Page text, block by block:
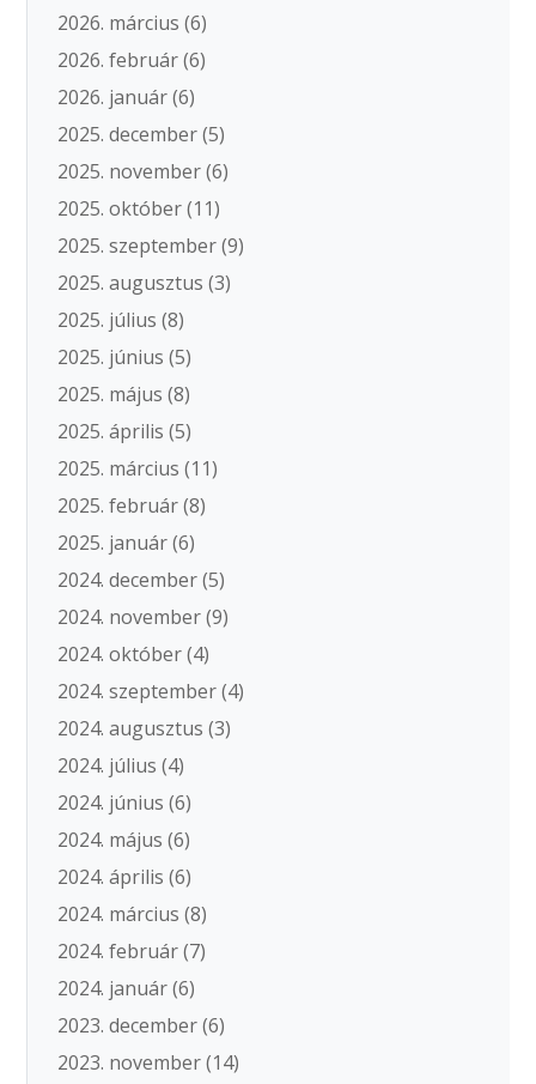
2026. március (6)
2026. február(6)
2026. január(6)
2025. december(5)
2025. november(6)
2025. október(11)
2025. szeptember(9)
2025. augusztus (3)
2025. július (8)
2025. június (5)
2025. május (8)
2025. április (5)
2025. március (11)
2025. február(8)
2025. január(6)
2024. december(5)
2024. november(9)
2024. október(4)
2024. szeptember(4)
2024. augusztus (3)
2024. július (4)
2024. június (6)
2024. május (6)
2024. április (6)
2024. március (8)
2024. február(7)
2024. január(6)
2023. december(6)
2023. november(14)